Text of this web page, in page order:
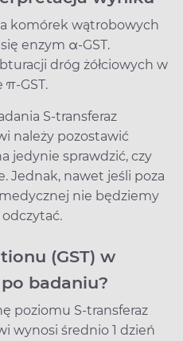
komórek wątrobowych
enzym α-GST.
dróg żółciowych w
GST.
S-transferaz
należy pozostawić
jedynie sprawdzić, czy
Jednak, nawet jeśli poza
nie będziemy
(GST) w
badaniu?
poziomu S-transferaz
wynosi średnio 1 dzień